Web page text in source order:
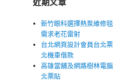
近期文章
新竹眼科選擇熱泵維修
需求老花雷射
台北網頁設計會員台北
北機車借款
高雄當舖及網路樹林電
北票貼